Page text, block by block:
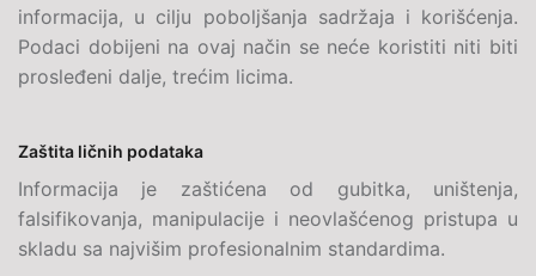
informacija, u cilju poboljšanja sadržaja i korišćenja.
Podaci dobijeni na ovaj način se neće koristiti niti biti
prosleđeni dalje, trećim licima.
Zaštita ličnih podataka
Informacija je zaštićena od gubitka, uništenja,
falsifikovanja, manipulacije i neovlašćenog pristupa u
skladu sa najvišim profesionalnim standardima.